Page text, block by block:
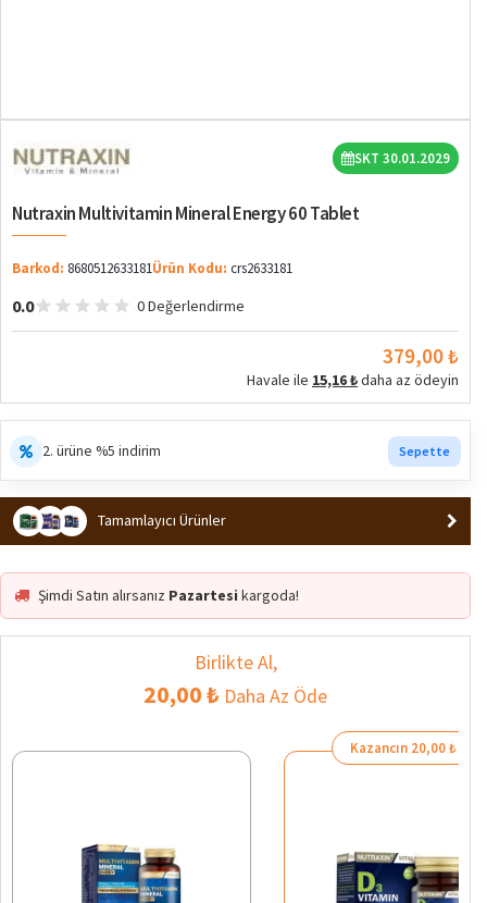
SKT 30.01.2029
Nutraxin Multivitamin Mineral Energy 60 Tablet
Barkod: 8680512633181Ürün Kodu: crs2633181
0.0 0 Değerlendirme
379,00 ₺
Havale ile 15,16 ₺daha az ödeyin
2. ürüne %5 indirim Sepette
Tamamlayıcı Ürünler
Şimdi Satın alırsanız Pazartesi kargoda!
Birlikte Al,
20,00 ₺ Daha Az Öde
Kazancın 20,00 ₺